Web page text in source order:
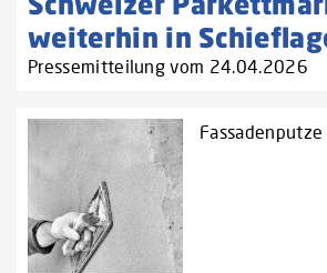
weiterhin in
Pressemitteilung vom 24.04.2026